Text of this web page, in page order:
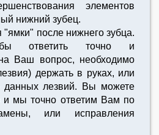
элементов
нижний зубец.
"ямки" после нижнего зубца.
ответить точно и
Ваш вопрос, необходимо
держать в руках, или
данных лезвий. Вы можете
и мы точно ответим Вам по
или исправления